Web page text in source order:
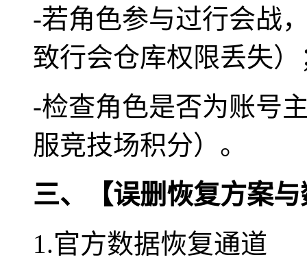
-若角色参与过行会战
致行会仓库权限丢失）
-检查角色是否为账号
服竞技场积分）。
三、【误删恢复方案
1.官方数据恢复通道